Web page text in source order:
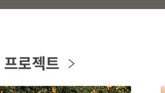
프로젝트